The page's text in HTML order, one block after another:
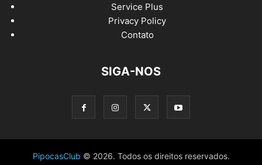
Service Plus
Privacy Policy
Contato
SIGA-NOS
PipocasClub © 2026. Todos os direitos reservados.